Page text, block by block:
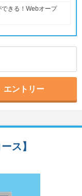
きる！Webオープ
エントリー
ス】